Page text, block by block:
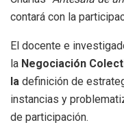
contará con la
El docente e
la Negociación
la definición de
instancias y
de participación.